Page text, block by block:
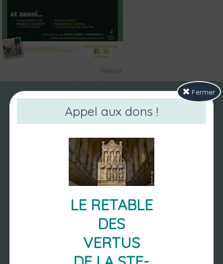
Retour
NOUS
RETROUVER
PLACE DE L'HOTEL DE VILLE
CS 10028
63 270 VIC-LE-COMTE
Fermer
Appel aux dons !
LE RETABLE
DES
VERTUS